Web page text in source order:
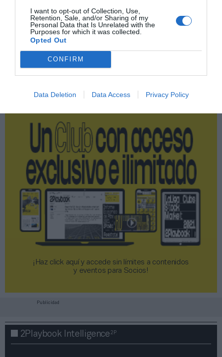
I want to opt-out of Collection, Use,
Retention, Sale, and/or Sharing of my
Personal Data that Is Unrelated with the
Purposes for which it was collected.
Opted Out
CONFIRM
Data Deletion Data Access Privacy Policy
Club Pilates
2Playbook Club
¡Haz click aquí y accede sin límites a contenidos
y eventos para Socios!​​​​​​​
Publicidad
2Playbook Intelligence2P